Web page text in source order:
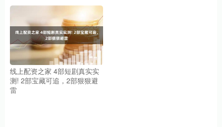
线上配资之家 4部短剧真实实
测! 2部宝藏可追，2部狠狠避
雷